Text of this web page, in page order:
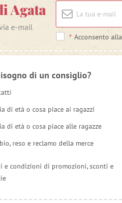
Agata
e-mail
* Acconsento alla
di un consiglio?
di età o cosa piace ai ragazzi
di età o cosa piace alle ragazze
reso e reclamo della merce
e condizioni di promozioni, sconti e